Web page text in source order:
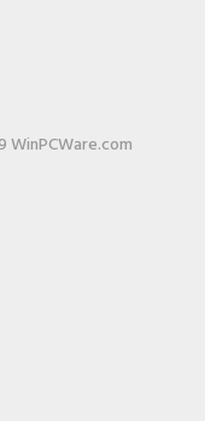
WinPCWare.com